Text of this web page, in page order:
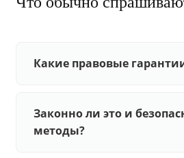
Какие правовые
Законно ли это и
методы?